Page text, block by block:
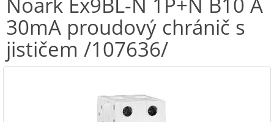
30mA proudový chránič s
jističem /107636/